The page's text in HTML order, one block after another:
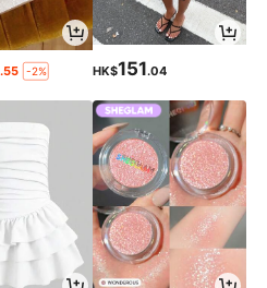
.55 -2% HK$151.04